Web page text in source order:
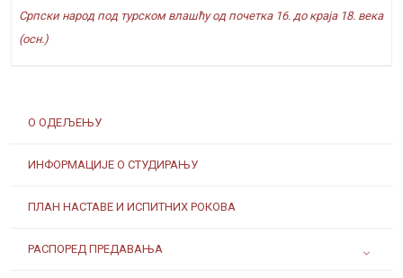
О ОДЕЉЕЊУ
ИНФОРМАЦИЈЕ О СТУДИРАЊУ
ПЛАН НАСТАВЕ И ИСПИТНИХ РОКОВА
РАСПОРЕД ПРЕДАВАЊА
Српски народ под турском влашћу од почетка 16. до краја 18. века
(осн.)